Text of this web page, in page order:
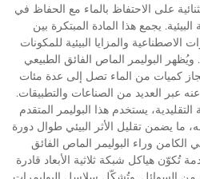
على الاحتفاظ بالماء مع الحفاظ في
يجمع هذا المادة المبتكرة بين
الاصطناعية والمزايا البيئية للمكونات
البوليمر الماص الفائق الطبيعي
كميات من الماء تصل إلى عدة مئات
عبر العديد من الصناعات والتطبيقات.
يستخدم هذا البوليمر المتقدم
ما يضمن تقليل الأثر البيئي طوال دورة
الكامن وراء البوليمر الماص الفائق
تُكوّن هياكل شبكة ثلاثية الأبعاد قادرة